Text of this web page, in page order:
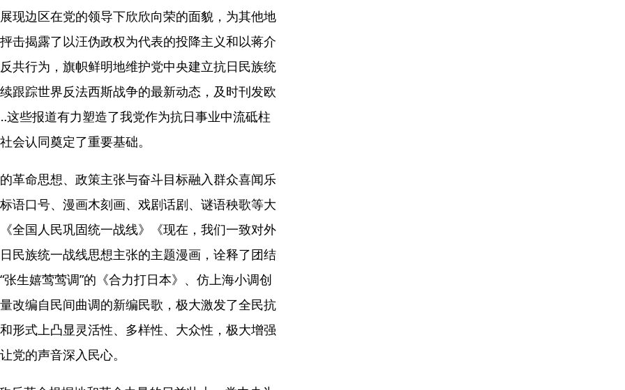
现边区在党的领导下欣欣向荣的面貌，为其他地
击揭露了以汪伪政权为代表的投降主义和以蒋介
共行为，旗帜鲜明地维护党中央建立抗日民族统
跟踪世界反法西斯战争的最新动态，及时刊发欧
些报道有力塑造了我党作为抗日事业中流砥柱
会认同奠定了重要基础。
革命思想、政策主张与奋斗目标融入群众喜闻乐
语口号、漫画木刻画、戏剧话剧、谜语秧歌等大
全国人民巩固统一战线》《现在，我们一致对外
民族统一战线思想主张的主题漫画，诠释了团结
生嬉莺莺调”的《合力打日本》、仿上海小调创
改编自民间曲调的新编民歌，极大激发了全民抗
形式上凸显灵活性、多样性、大众性，极大增强
党的声音深入民心。